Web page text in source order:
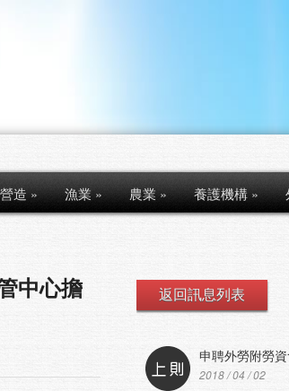
造» 漁業» 農業» 養護機構»
中心擔
返回訊息列表
申聘外勞附勞
2018 / 04 / 02